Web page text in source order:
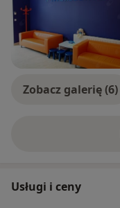
Zobacz galerię (6)
Usługi i ceny